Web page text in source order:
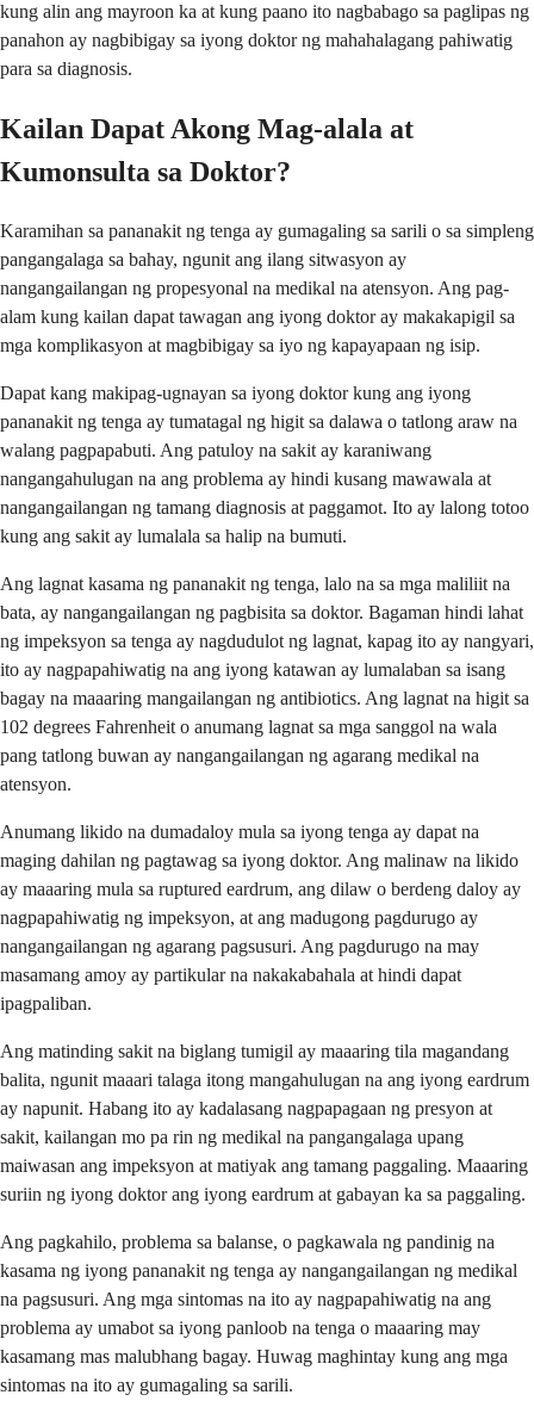
kung alin ang mayroon ka at kung paano ito nagbabago sa paglipas ng
panahon ay nagbibigay sa iyong doktor ng mahahalagang pahiwatig
para sa diagnosis.
Kailan Dapat Akong Mag-alala at
Kumonsulta sa Doktor?
Karamihan sa pananakit ng tenga ay gumagaling sa sarili o sa simpleng
pangangalaga sa bahay, ngunit ang ilang sitwasyon ay
nangangailangan ng propesyonal na medikal na atensyon. Ang pag-
alam kung kailan dapat tawagan ang iyong doktor ay makakapigil sa
mga komplikasyon at magbibigay sa iyo ng kapayapaan ng isip.
Dapat kang makipag-ugnayan sa iyong doktor kung ang iyong
pananakit ng tenga ay tumatagal ng higit sa dalawa o tatlong araw na
walang pagpapabuti. Ang patuloy na sakit ay karaniwang
nangangahulugan na ang problema ay hindi kusang mawawala at
nangangailangan ng tamang diagnosis at paggamot. Ito ay lalong totoo
kung ang sakit ay lumalala sa halip na bumuti.
Ang lagnat kasama ng pananakit ng tenga, lalo na sa mga maliliit na
bata, ay nangangailangan ng pagbisita sa doktor. Bagaman hindi lahat
ng impeksyon sa tenga ay nagdudulot ng lagnat, kapag ito ay nangyari,
ito ay nagpapahiwatig na ang iyong katawan ay lumalaban sa isang
bagay na maaaring mangailangan ng antibiotics. Ang lagnat na higit sa
102 degrees Fahrenheit o anumang lagnat sa mga sanggol na wala
pang tatlong buwan ay nangangailangan ng agarang medikal na
atensyon.
Anumang likido na dumadaloy mula sa iyong tenga ay dapat na
maging dahilan ng pagtawag sa iyong doktor. Ang malinaw na likido
ay maaaring mula sa ruptured eardrum, ang dilaw o berdeng daloy ay
nagpapahiwatig ng impeksyon, at ang madugong pagdurugo ay
nangangailangan ng agarang pagsusuri. Ang pagdurugo na may
masamang amoy ay partikular na nakakabahala at hindi dapat
ipagpaliban.
Ang matinding sakit na biglang tumigil ay maaaring tila magandang
balita, ngunit maaari talaga itong mangahulugan na ang iyong eardrum
ay napunit. Habang ito ay kadalasang nagpapagaan ng presyon at
sakit, kailangan mo pa rin ng medikal na pangangalaga upang
maiwasan ang impeksyon at matiyak ang tamang paggaling. Maaaring
suriin ng iyong doktor ang iyong eardrum at gabayan ka sa paggaling.
Ang pagkahilo, problema sa balanse, o pagkawala ng pandinig na
kasama ng iyong pananakit ng tenga ay nangangailangan ng medikal
na pagsusuri. Ang mga sintomas na ito ay nagpapahiwatig na ang
problema ay umabot sa iyong panloob na tenga o maaaring may
kasamang mas malubhang bagay. Huwag maghintay kung ang mga
sintomas na ito ay gumagaling sa sarili.